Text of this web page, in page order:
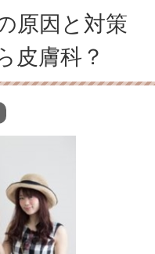
原因と対策
皮膚科？